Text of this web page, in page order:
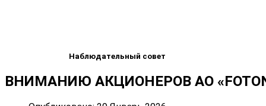
Наблюдательный совет
ВНИМАНИЮ АКЦИОНЕРОВ АО